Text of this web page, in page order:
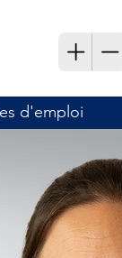
d'emploi